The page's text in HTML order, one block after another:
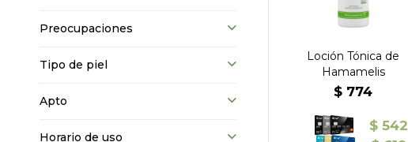
Loción Tónica de
Hamamelis
$ 774
$ 542
Preocupaciones
Tipo de piel
Apto
Horario de uso